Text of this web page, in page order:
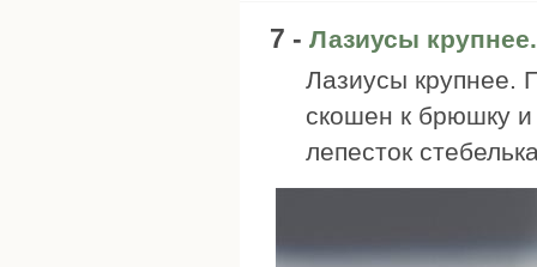
7 - Лазиусы
Лазиусы крупнее.
скошен к брюшку
лепесток